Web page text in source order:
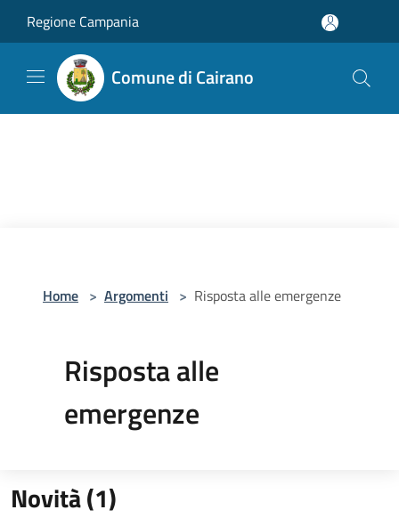
Regione Campania
Comune di Cairano
Home > Argomenti > Risposta alle emergenze
Risposta alle
emergenze
Novità (1)